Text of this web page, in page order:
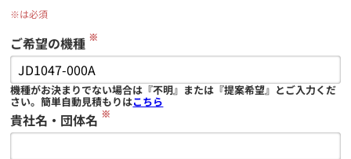
※は必須
ご希望の機種 ※
機種がお決まりでない場合は『不明』または『提案希望』とご入力くだ
さい。簡単自動見積もりはこちら
貴社名・団体名 ※